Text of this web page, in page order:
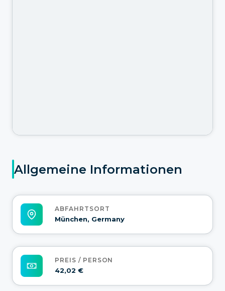
Allgemeine Informationen
ABFAHRTSORT
München, Germany
PREIS / PERSON
42,02 €